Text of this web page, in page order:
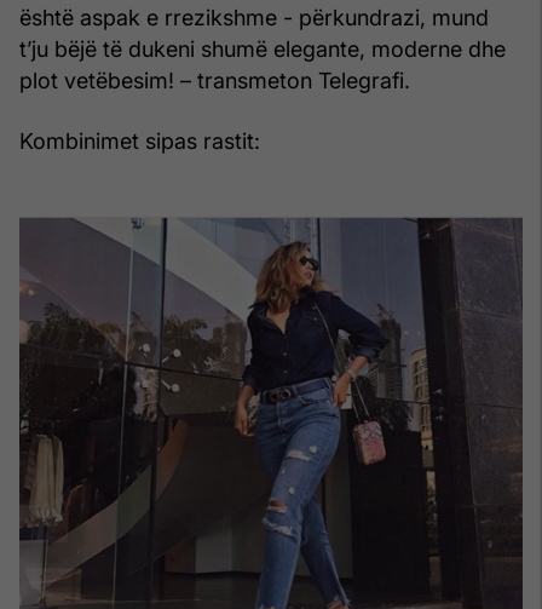
është aspak e rrezikshme - përkundrazi, mund
t’ju bëjë të dukeni shumë elegante, moderne dhe
plot vetëbesim! – transmeton Telegrafi.
Kombinimet sipas rastit: